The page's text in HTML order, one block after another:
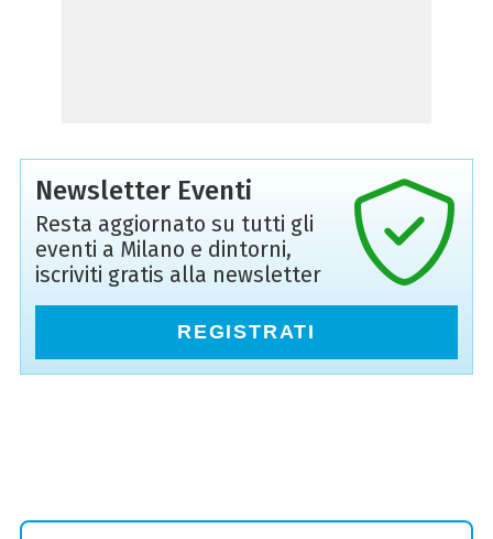
Newsletter Eventi
Resta aggiornato su tutti gli
eventi a Milano e dintorni,
iscriviti gratis alla newsletter
REGISTRATI